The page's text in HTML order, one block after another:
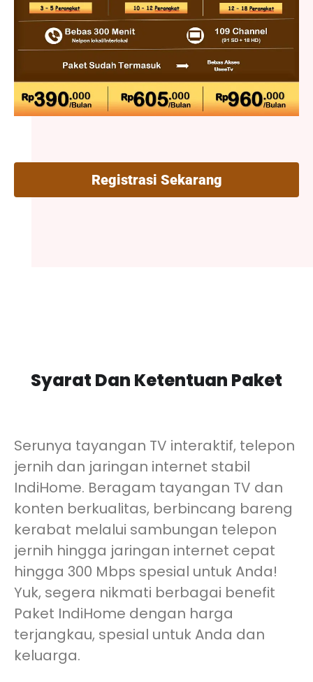
Registrasi Sekarang
Syarat Dan Ketentuan Paket
Serunya tayangan TV interaktif, telepon
jernih dan jaringan internet stabil
IndiHome. Beragam tayangan TV dan
konten berkualitas, berbincang bareng
kerabat melalui sambungan telepon
jernih hingga jaringan internet cepat
hingga 300 Mbps spesial untuk Anda!
Yuk, segera nikmati berbagai benefit
Paket IndiHome dengan harga
terjangkau, spesial untuk Anda dan
keluarga.